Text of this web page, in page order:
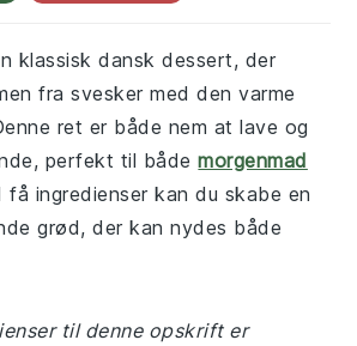
klassisk dansk dessert, der
fra svesker med den varme
ret er både nem at lave og
perfekt til bådemorgenmad
ingredienser kan du skabe en
grød, der kan nydes både
til denne opskrift er